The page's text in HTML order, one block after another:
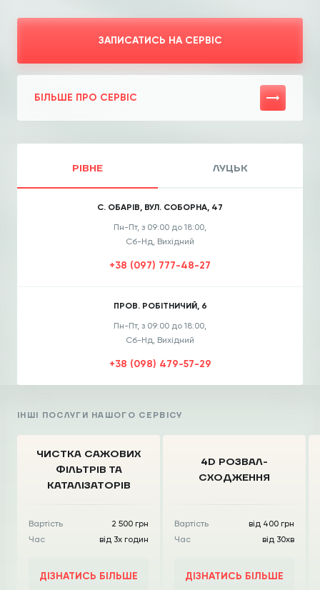
ЗАПИСАТИСЬ НА СЕРВІС
БІЛЬШЕ ПРО СЕРВІС
РІВНЕ ЛУЦЬК
С. ОБАРІВ, ВУЛ. СОБОРНА, 47
Пн-Пт, з 09:00 до 18:00,
Сб-Нд, Вихідний
+38 (097) 777-48-27
ПРОВ. РОБІТНИЧИЙ, 6
Пн-Пт, з 09:00 до 18:00,
Сб-Нд, Вихідний
+38 (098) 479-57-29
ІНШІ ПОСЛУГИ НАШОГО СЕРВІСУ
ЧИСТКА CАЖОВИХ
ФІЛЬТРІВ ТА
КАТАЛІЗАТОРІВ
Вартість
2 500 грн
Час
від 3х годин
ДІЗНАТИСЬ БІЛЬШЕ
4D РОЗВАЛ-
СХОДЖЕННЯ
Вартість
від 400 грн
Час
від 30хв
ДІЗНАТИСЬ БІЛЬШЕ